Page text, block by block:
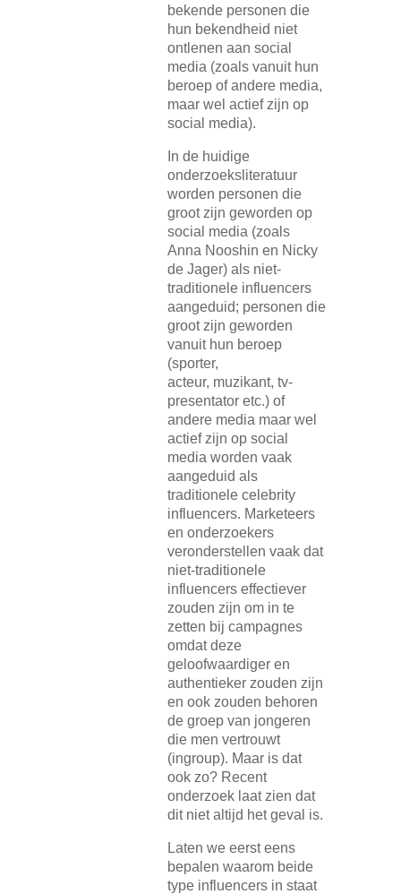
bekende personen die
hun bekendheid niet
ontlenen aan social
media (zoals vanuit hun
beroep of andere media,
maar wel actief zijn op
social media).
In de huidige
onderzoeksliteratuur
worden personen die
groot zijn geworden op
social media (zoals
Anna Nooshin en Nicky
de Jager) als niet-
traditionele influencers
aangeduid; personen die
groot zijn geworden
vanuit hun beroep
(sporter,
acteur, muzikant, tv-
presentator etc.) of
andere media maar wel
actief zijn op social
media worden vaak
aangeduid als
traditionele celebrity
influencers. Marketeers
en onderzoekers
veronderstellen vaak dat
niet-traditionele
influencers effectiever
zouden zijn om in te
zetten bij campagnes
omdat deze
geloofwaardiger en
authentieker zouden zijn
en ook zouden behoren
de groep van jongeren
die men vertrouwt
(ingroup). Maar is dat
ook zo? Recent
onderzoek laat zien dat
dit niet altijd het geval is.
Laten we eerst eens
bepalen waarom beide
type influencers in staat